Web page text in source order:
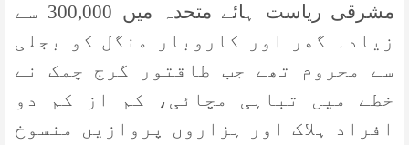
مشرقی ریاست ہائے متحدہ میں 300,000 سے
زیادہ گھر اور کاروبار منگل کو بجلی
سے محروم تھے جب طاقتور گرج چمک نے
خطے میں تباہی مچائی، کم از کم دو
افراد ہلاک اور ہزاروں پروازیں منسوخ